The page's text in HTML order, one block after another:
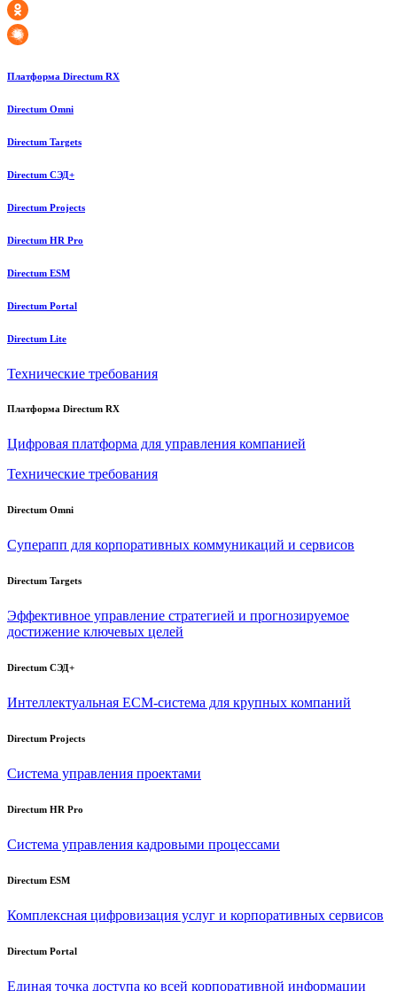
Платформа Directum RX
Directum Omni
Directum Targets
Directum СЭД+
Directum Projects
Directum HR Pro
Directum ESM
Directum Portal
Directum Lite
Технические требования
Платформа Directum RX
Цифровая платформа для управления компанией
Технические требования
Directum Omni
Суперапп для корпоративных коммуникаций и сервисов
Directum Targets
Эффективное управление стратегией и прогнозируемое
достижение ключевых целей
Directum СЭД+
Интеллектуальная ECM-система для крупных компаний
Directum Projects
Система управления проектами
Directum HR Pro
Система управления кадровыми процессами
Directum ESM
Комплексная цифровизация услуг и корпоративных сервисов
Directum Portal
Единая точка доступа ко всей корпоративной информации